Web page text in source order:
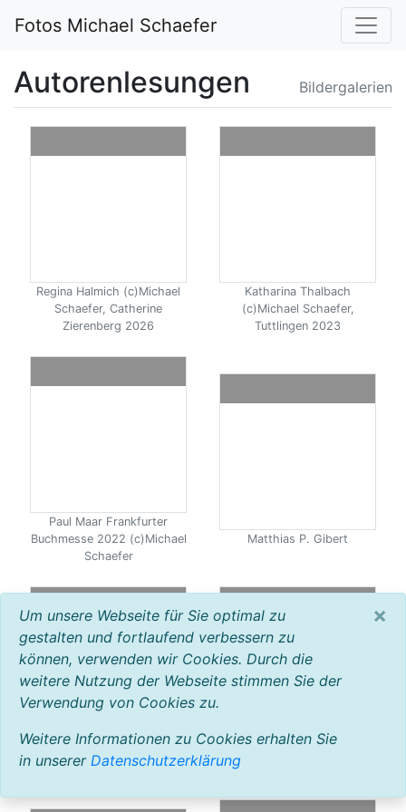
Fotos Michael Schaefer
Bildergalerien
Autorenlesungen
Regina Halmich (c)Michael
Schaefer, Catherine
Zierenberg 2026
Katharina Thalbach
(c)Michael Schaefer,
Tuttlingen 2023
Paul Maar Frankfurter
Buchmesse 2022 (c)Michael
Schaefer
Matthias P. Gibert
Hessischer Leseförderpreis
2019 - Preisverleihung
Um unsere Webseite für Sie optimal zu
gestalten und fortlaufend verbessern zu
können, verwenden wir Cookies. Durch die
weitere Nutzung der Webseite stimmen Sie der
Verwendung von Cookies zu.
Weitere Informationen zu Cookies erhalten Sie
in unserer Datenschutzerklärung
×